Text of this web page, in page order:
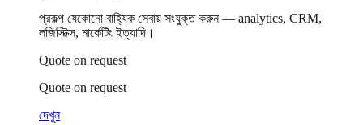
প্রকল্প যেকোনো বাহ্যিক সেবায় সংযুক্ত করুন — analytics, CRM,
লজিস্টিক্স, মার্কেটিং ইত্যাদি।
Quote on request
Quote on request
দেখুন